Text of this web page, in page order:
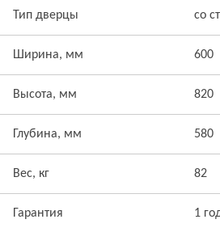
Тип дверцы со
Ширина, мм 600
Высота, мм 820
Глубина, мм 580
Вес, кг 82
Гарантия 1